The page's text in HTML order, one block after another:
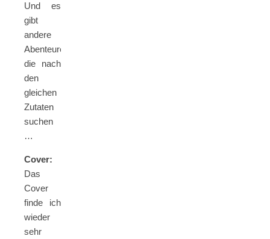
Und es
gibt
andere
Abenteurer,
die nach
den
gleichen
Zutaten
suchen
…
Cover:
Das
Cover
finde ich
wieder
sehr